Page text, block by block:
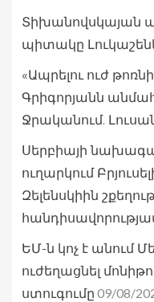
Տիխանովսկայան
պիտակը
«Ապրելու ուժ
Գրիգորյանն
Ջրականում.
Սերբիայի
ուղարկում
Զելենսկիին
ԵՄ-ն կոչ է անում
ուժեղացնել
ստուգումը 09/08/